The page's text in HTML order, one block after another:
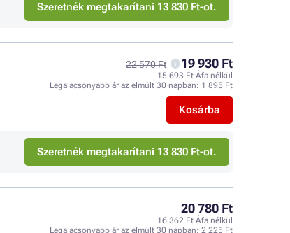
Szeretnék megtakarítani 13 830 Ft-ot.
22 570 Ft 19 930 Ft
15 693 Ft Áfa nélkül
Legalacsonyabb ár az elmúlt 30 napban: 1 895 Ft
Kosárba
Szeretnék megtakarítani 13 830 Ft-ot.
20 780 Ft
16 362 Ft Áfa nélkül
Legalacsonyabb ár az elmúlt 30 napban: 2 225 Ft